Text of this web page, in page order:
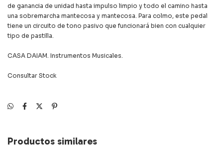
de ganancia de unidad hasta impulso limpio y todo el camino hasta
una sobremarcha mantecosa y mantecosa. Para colmo, este pedal
tiene un circuito de tono pasivo que funcionará bien con cualquier
tipo de pastilla.
CASA DAIAM. Instrumentos Musicales.
Consultar Stock
Productos similares